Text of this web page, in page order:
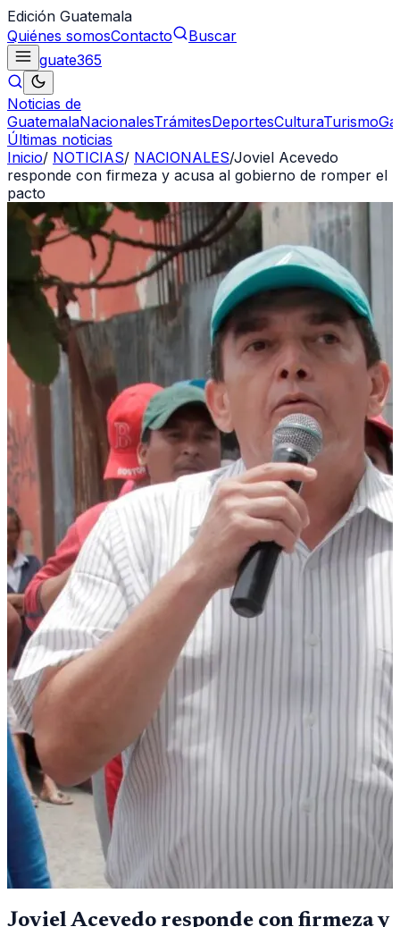
Edición Guatemala
Quiénes somosContacto
Buscar
guate365
Noticias de
GuatemalaNacionalesTrámitesDeportesCulturaTurismo
Últimas noticias
Inicio/ NOTICIAS/ NACIONALES/Joviel Acevedo
responde con firmeza y acusa al gobierno de romper el
pacto
Joviel Acevedo responde con firmeza y